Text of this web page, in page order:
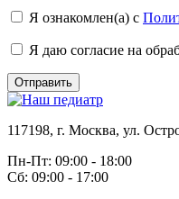
Я ознакомлен(а) с
Я даю согласие на
Отправить
117198, г. Москва, ул.
Пн-Пт: 09:00 - 18:00
Сб: 09:00 - 17:00